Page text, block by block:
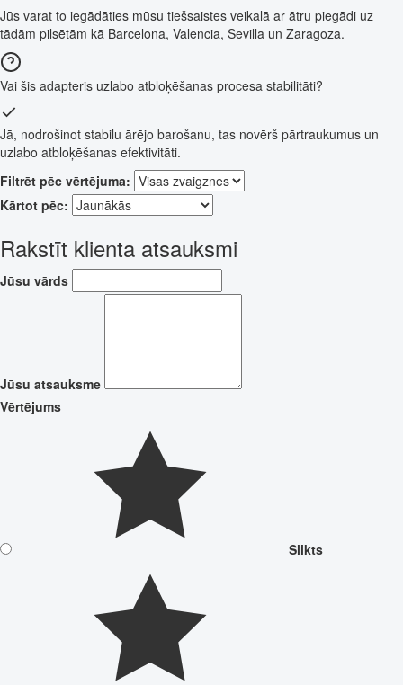
Jūs varat to iegādāties mūsu tiešsaistes veikalā ar ātru piegādi uz
tādām pilsētām kā Barcelona, Valencia, Sevilla un Zaragoza.
Vai šis adapteris uzlabo atbloķēšanas procesa stabilitāti?
Jā, nodrošinot stabilu ārējo barošanu, tas novērš pārtraukumus un
uzlabo atbloķēšanas efektivitāti.
Filtrēt pēc vērtējuma:
Kārtot pēc:
Rakstīt klienta atsauksmi
Jūsu vārds
Jūsu atsauksme
Vērtējums
Slikts